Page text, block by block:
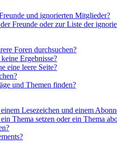
und ignorierten Mitglieder?
Freunde oder zur Liste der
Foren durchsuchen?
Ergebnisse?
eine leere Seite?
und Themen finden?
Lesezeichen und einem
Thema setzen oder ein Thema